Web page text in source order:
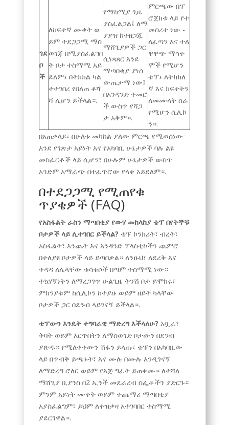
ገደ
ቦ
ች
ለከፍተኛ ሙቀት ወ
ይም ተደጋጋሚ ማስ
ወገጃ በሚያስፈልግበ
ት ቦታ ተስማሚ አይ
ደለም፤ በትክክል ካል
ተተገበረ የበለጠ ቆሻ
ሻ ሊሆን ይችላል።.
የማከሚያ ጊዜ
ያስፈልጋል፤ ለማ
ያያዝ ከተዘጋጁ
ማሸጊያዎች ጋር
ሲነጻጸር እንደ
ማጣበቂያ ያነሰ
ውጤታማ ነው፤
በአንዳንድ ቀመሮ
ች ውስጥ የሻጋ
ታ አቅም።.
ምርጫው በፕ
ሮጀክቱ ላይ የተ
መሰረተ ነው -
ለፈጣን እና ተለ
ዋዋጭ ማኅተ
ሞች የሚሆን
ቴፕ፤ ለትክክለ
ኛ እና ክፍተትን
ለመሙላት ስራ
የሚሆን ሲሊኮ
ን።.
በአጠቃላይ፣ በሁለቱ መካከል ያለው ምርጫ የሚወሰነው
እንደ የገጽታ አይነት እና የአካባቢ ሁኔታዎች ባሉ ልዩ
መስፈርቶች ላይ ሲሆን፣ በሁሉም ሁኔታዎች ውስጥ
አንድም አማራጭ በተፈጥሮው የላቀ አይደለም።.
በተደጋጋሚ የሚጠየቁ
ጥያቄዎች (FAQ)
የአስፋልት ራስን ማጣበቂያ የውሃ መከላከያ ቴፕ በየትኞቹ
ቦታዎች ላይ ሊተገበር ይችላል? ቴፑ ኮንክሪት፣ ብረት፣
አስፋልት፣ እንጨት እና አንዳንድ ፕላስቲኮችን ጨምሮ
በተለያዩ ቦታዎች ላይ ይጣበቃል። ለንፁህ፣ ለደረቅ እና
ቀዳዳ ለሌላቸው ቁሳቁሶች በጣም ተስማሚ ነው።
ተኳሃኝነትን ለማረጋገጥ ሁልጊዜ ትንሽ ቦታ ይሞክሩ፣
ምክንያቱም ከሲሊኮን ከተያዙ ወይም ዘይት ካላቸው
ቦታዎች ጋር በደንብ ላይገናኝ ይችላል።.
ቴፕውን እንዴት ተግባራዊ ማድረግ እችላለሁ? አቧራ፣
ቅባት ወይም እርጥበትን ለማስወገድ ቦታውን በደንብ
ያጽዱ። የሚለቀቀውን ሽፋን ይላጡ፣ ቴፑን በአካባቢው
ላይ በጥብቅ ይጫኑት፣ እና ሙሉ በሙሉ እንዲገናኝ
ለማድረግ ሮለር ወይም የእጅ ግፊት ይጠቀሙ። ለተሻለ
ማሸጊያ ቢያንስ በ2 ኢንች መደራረብ ስፌቶችን ያድርጉ።
ምንም አይነት ሙቀት ወይም ተጨማሪ ማጣበቂያ
አያስፈልግም፣ ይህም ለቀዝቃዛ አተገባበር ተስማሚ
ያደርገዋል።.